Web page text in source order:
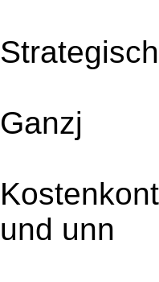
Ganzj
und unn